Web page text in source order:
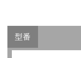
型番